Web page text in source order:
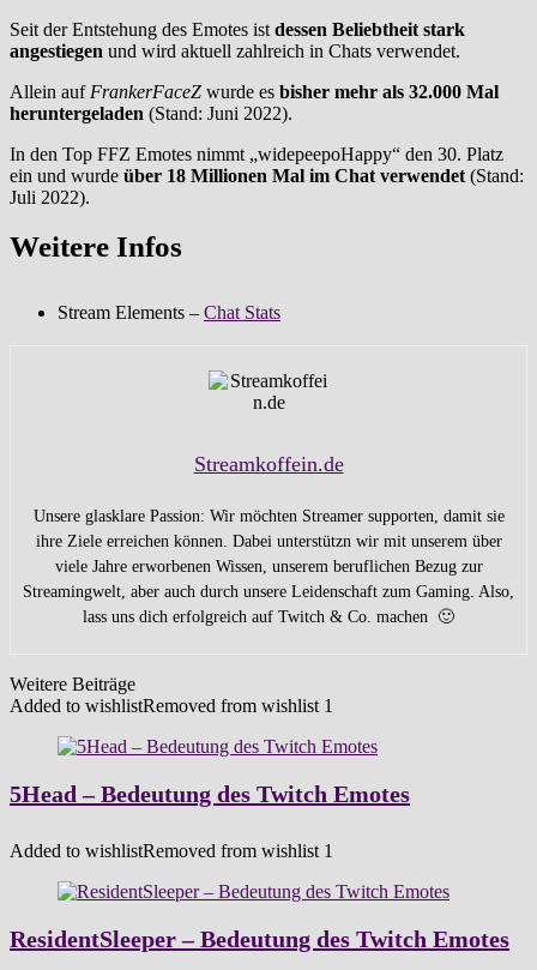
Seit der Entstehung des Emotes ist dessen Beliebtheit stark
angestiegen und wird aktuell zahlreich in Chats verwendet.
Allein auf FrankerFaceZ wurde es bisher mehr als 32.000 Mal
heruntergeladen (Stand: Juni 2022).
In den Top FFZ Emotes nimmt „widepeepoHappy“ den 30. Platz
ein und wurde über 18 Millionen Mal im Chat verwendet (Stand:
Juli 2022).
Weitere Infos
Stream Elements – Chat Stats
Streamkoffein.de
Unsere glasklare Passion: Wir möchten Streamer supporten, damit sie
ihre Ziele erreichen können. Dabei unterstützn wir mit unserem über
viele Jahre erworbenen Wissen, unserem beruflichen Bezug zur
Streamingwelt, aber auch durch unsere Leidenschaft zum Gaming. Also,
lass uns dich erfolgreich auf Twitch & Co. machen 🙂
Weitere Beiträge
Added to wishlistRemoved from wishlist 1
5Head – Bedeutung des Twitch Emotes
Added to wishlistRemoved from wishlist 1
ResidentSleeper – Bedeutung des Twitch Emotes